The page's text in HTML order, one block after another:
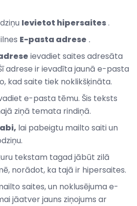
Ievietot hipersaites.
E-pasta adrese .
ievadiet saites adresāta
adrese ir ievadīta jaunā e-pasta
kad saite tiek noklikšķināta.
e-pasta tēmu. Šis teksts
ziņā temata rindiņā.
lai pabeigtu mailto saiti un
tekstam tagad jābūt zilā
norādot, ka tajā ir hipersaites.
saites, un noklusējuma e-
jāatver jauns ziņojums ar